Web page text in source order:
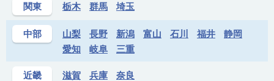
関東 栃木 群馬 埼玉
中部 山梨 長野 新潟 富山 石川 福井
静岡
愛知
岐阜 三重
近畿 滋賀 兵庫 奈良